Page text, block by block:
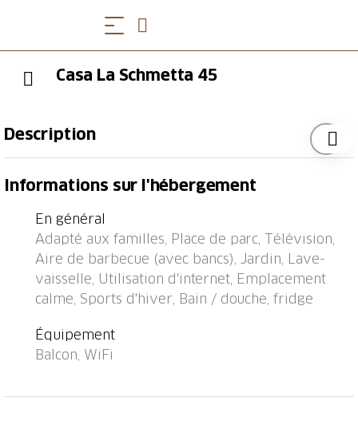
Casa La Schmetta 45
Description
ferroviaire "Tiefencastel" 6.4 km, ferry-boat "Chastè"
Informations sur l'hébergement
En général
Adapté aux familles, Place de parc, Télévision,
Aire de barbecue (avec bancs), Jardin, Lave-
vaisselle, Utilisation d'internet, Emplacement
calme, Sports d'hiver, Bain / douche, fridge
Équipement
Balcon, WiFi